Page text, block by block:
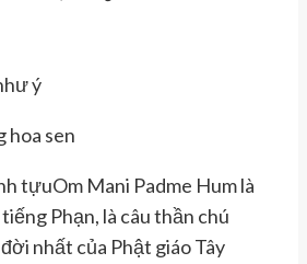
ý
hoa sen
tựuOm Mani Padme Hum là
Phạn, là câu thần chú
nhất của Phật giáo Tây